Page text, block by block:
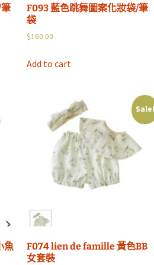
F093 藍色跳舞圖案化妝袋/筆
袋
$160.00
Add to cart
魚
Sale!
F074 lien de famille 黃色BB
女套裝